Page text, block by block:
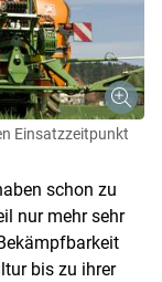
Einsatzzeitpunkt
schon zu
nur mehr sehr
bis zu ihrer